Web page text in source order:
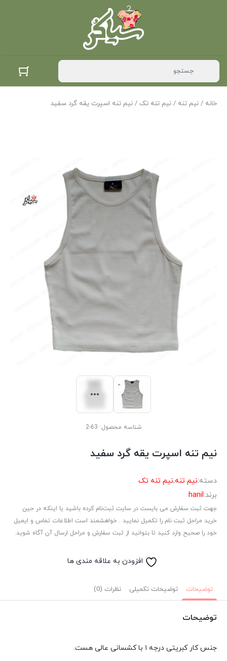
خانه / نیم تنه / نیم تنه تک / نیم تنه اسپرت یقه گرد سفید
شناسه محصول: 63-2
نیم تنه اسپرت یقه گرد سفید
دسته:نیم تنه,نیم تنه تک
برند:hanil
جهت ثبت سفارش می بایست در سایت ثبت‌نام کرده باشید یا اینکه در حین
خرید مراحل ثبت نام را تکمیل نمایید . خواهشمند است اطلاعات تماس و ایمیل
خود را صحیح وارد کنید تا بتوانید از ثبت سفارش و مراحل ارسال آن آگاه شوید.
افزودن به علاقه مندی ها
توضیحات توضیحات تکمیلی نظرات (0)
توضیحات
جنس کار کبریتی درجه ۱ با کشسانی عالی هست.